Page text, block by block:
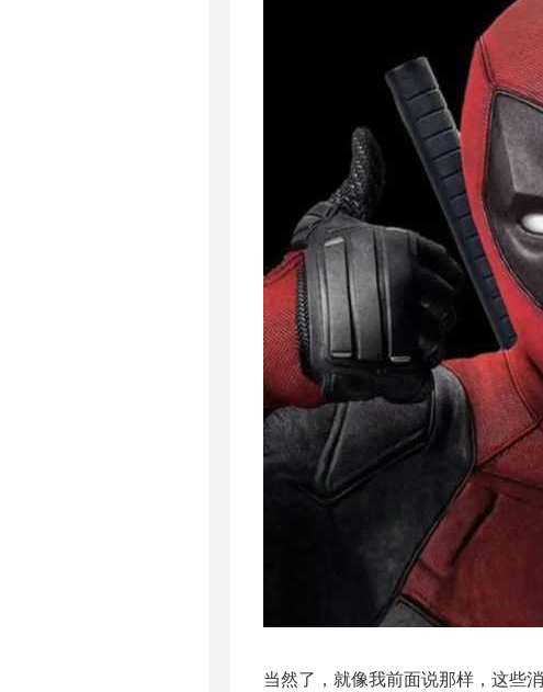
当然了，就像我前面说那样，这些